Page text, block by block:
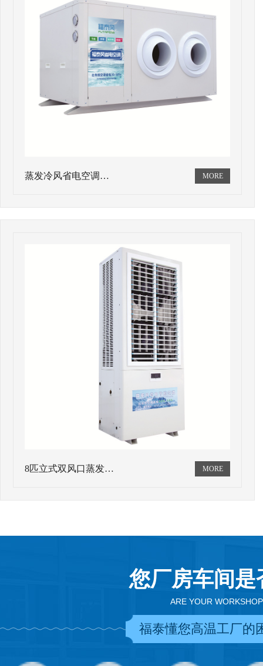
蒸发冷风省电空调…
8匹立式双风口蒸发…
您厂房车间
ARE YOUR
福泰懂您高温工厂的